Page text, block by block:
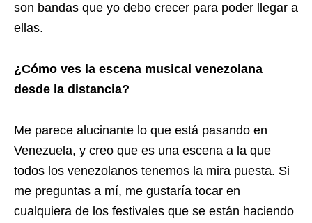
son bandas que yo debo crecer para poder llegar a
ellas.
¿Cómo ves la escena musical venezolana
desde la distancia?
Me parece alucinante lo que está pasando en
Venezuela, y creo que es una escena a la que
todos los venezolanos tenemos la mira puesta. Si
me preguntas a mí, me gustaría tocar en
cualquiera de los festivales que se están haciendo